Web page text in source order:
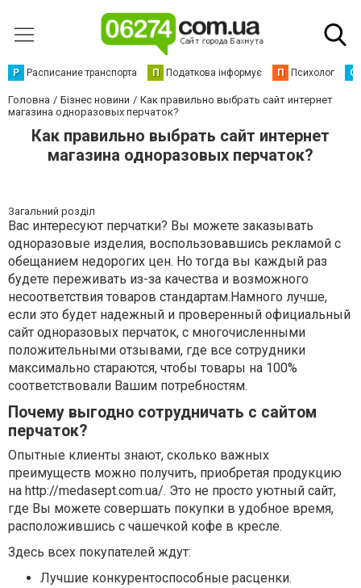
Р Расписание транспорта П Податкова інформує П Психолог С
Головна Бізнес новини
Как правильно выбрать сайт интернет
магазина одноразовых перчаток?
Как правильно выбрать сайт интернет
магазина одноразовых перчаток?
Загальний розділ
Вас интересуют перчатки? Вы можете заказывать
одноразовые изделия, воспользовавшись рекламой с
обещанием недорогих цен. Но тогда вы каждый раз
будете переживать из-за качества и возможного
несоответствия товаров стандартам.Намного лучше,
если это будет надежный и проверенный официальный
сайт одноразовых перчаток, с многочисленными
положительными отзывами, где все сотрудники
максимально стараются, чтобы товары на 100%
соответствовали Вашим потребностям.
Почему выгодно сотрудничать с сайтом
перчаток?
Опытные клиенты знают, сколько важных
преимуществ можно получить, приобретая продукцию
на http://medasept.com.ua/. Это не просто уютный сайт,
где Вы можете совершать покупки в удобное время,
расположившись с чашечкой кофе в кресле.
Здесь всех покупателей ждут:
Лучшие конкурентоспособные расценки.